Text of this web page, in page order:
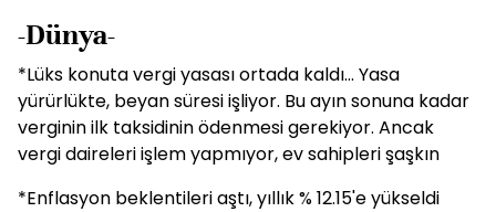
-Dünya-
*Lüks konuta vergi yasası ortada kaldı... Yasa
yürürlükte, beyan süresi işliyor. Bu ayın sonuna kadar
verginin ilk taksidinin ödenmesi gerekiyor. Ancak
vergi daireleri işlem yapmıyor, ev sahipleri şaşkın
*Enflasyon beklentileri aştı, yıllık % 12.15'e yükseldi